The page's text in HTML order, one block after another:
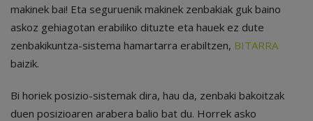
makinek bai! Eta seguruenik makinek zenbakiak guk baino
askoz gehiagotan erabiliko dituzte eta hauek ez dute
zenbakikuntza-sistema hamartarra erabiltzen, BITARRA
baizik.
Bi horiek posizio-sistemak dira, hau da, zenbaki bakoitzak
duen posizioaren arabera balio bat du. Horrek asko